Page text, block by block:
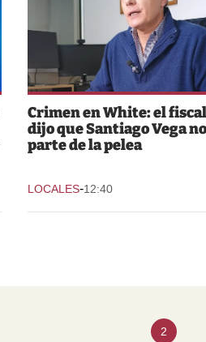
Crimen en White: el fiscal
dijo que Santiago Vega
parte de la pelea
LOCALES-12:40
2